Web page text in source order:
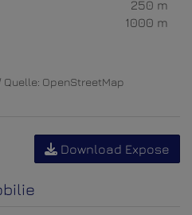
250 m
1000 m
OpenStreetMap
Download Expose